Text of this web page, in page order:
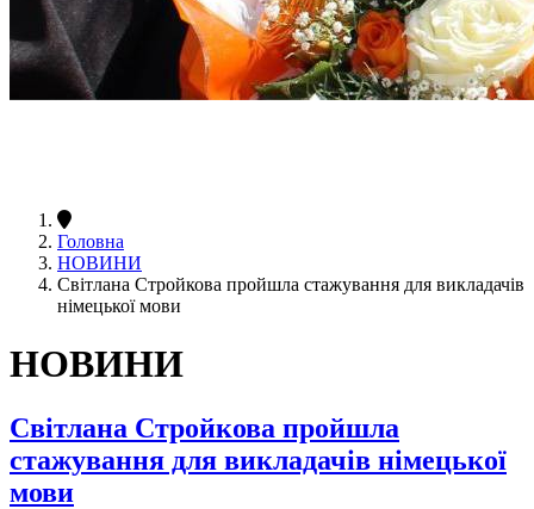
Головна
НОВИНИ
Світлана Стройкова пройшла стажування для викладачів
німецької мови
НОВИНИ
Світлана Стройкова пройшла
стажування для викладачів німецької
мови